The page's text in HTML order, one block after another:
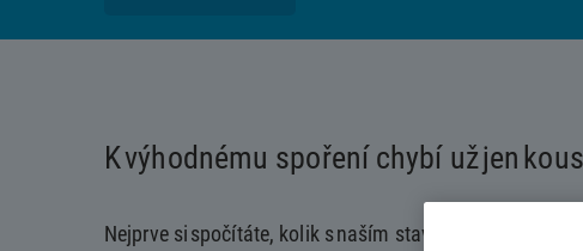
K výhodnému spoření chybí už jen
Nejprve si spočítáte, kolik s naším stavebním spořením